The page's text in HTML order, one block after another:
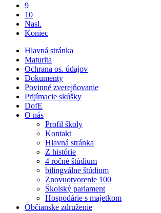
9
10
Nasl.
Koniec
Hlavná stránka
Maturita
Ochrana os. údajov
Dokumenty
Povinné zverejňovanie
Prijímacie skúšky
DofE
O nás
Profil školy
Kontakt
Hlavná stránka
Z histórie
4 ročné štúdium
bilingválne štúdium
Znovuotvorenie 100
Školský parlament
Hospodárie s majetkom
Občianske združenie